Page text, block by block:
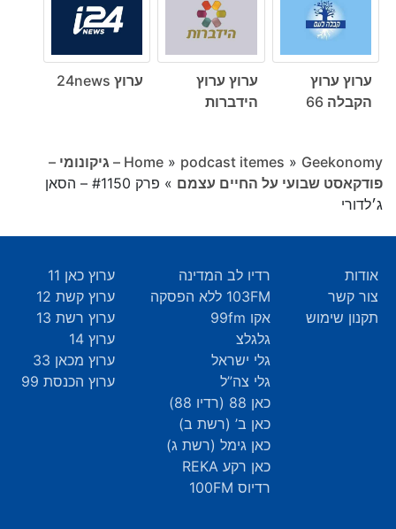
ערוץ ערוץ
הקבלה 66
ערוץ ערוץ
הידברות
ערוץ 24news
Home » podcast itemes »
Geekonomy – גיקונומי –
פודקאסט שבועי על החיים עצמם »
פרק #1150 – הסאן
ג׳לדורי
אודות
צור קשר
תקנון שימוש
רדיו לב המדינה
103FM ללא הפסקה
אקו 99fm
גלגלצ
גלי ישראל
גלי צה”ל
כאן 88 (רדיו 88)
כאן ב’ (רשת ב)
כאן גימל (רשת ג)
כאן רקע REKA
רדיוס 100FM
ערוץ כאן 11
ערוץ קשת 12
ערוץ רשת 13
ערוץ 14
ערוץ מכאן 33
ערוץ הכנסת 99